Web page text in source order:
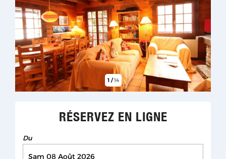
1/14
RÉSERVEZ EN LIGNE
Du